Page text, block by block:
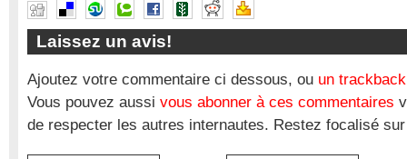
Laissez un avis!
Ajoutez votre commentaire ci dessous, ou un trackback
Vous pouvez aussi vous abonner à ces commentaires
de respecter les autres internautes. Restez focalisé